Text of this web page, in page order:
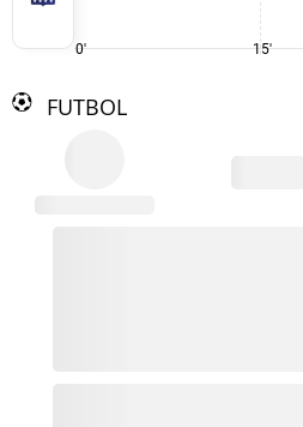
0' 15'
FUTBOL